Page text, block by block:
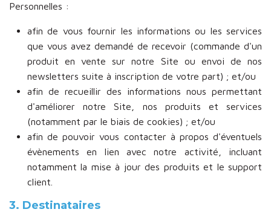
Personnelles :
afin de vous fournir les informations ou les services
que vous avez demandé de recevoir (commande d'un
produit en vente sur notre Site ou envoi de nos
newsletters suite à inscription de votre part) ; et/ou
afin de recueillir des informations nous permettant
d'améliorer notre Site, nos produits et services
(notamment par le biais de cookies) ; et/ou
afin de pouvoir vous contacter à propos d'éventuels
évènements en lien avec notre activité, incluant
notamment la mise à jour des produits et le support
client.
3. Destinataires